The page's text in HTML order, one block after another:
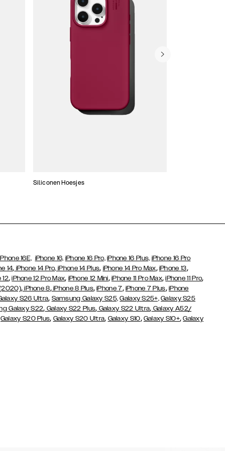
Siliconen Hoesjes
16E, iPhone 16, iPhone 16 Pro, iPhone 16 Plus, iPhone 16 Pro
14, iPhone 14 Pro, iPhone 14 Plus, iPhone 14 Pro Max, iPhone 13,
12,iPhone 12 Pro Max, iPhone 12 Mini, iPhone 11 Pro Max,iPhone 11 Pro,
,iPhone 8,iPhone 8 Plus,iPhone 7, iPhone 7 Plus, iPhone
S26 Ultra, Samsung Galaxy S25, Galaxy S25+, Galaxy S25
Galaxy S22, Galaxy S22 Plus, Galaxy S22 Ultra, Galaxy A52/
Galaxy S20 Plus, Galaxy S20 Ultra, Galaxy S10, Galaxy S10+,Galaxy